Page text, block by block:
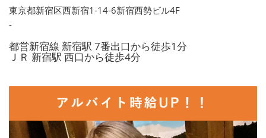
東京都新宿区西新宿1-14-6新宿西勢ビル4F
-
都営新宿線 新宿駅 7番出口から徒歩1分
ＪＲ 新宿駅 西口から徒歩4分